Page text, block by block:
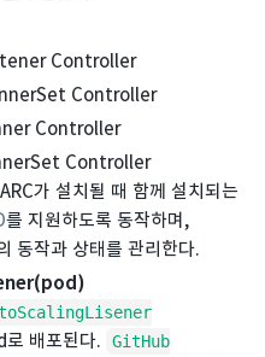
Controller
Controller
Controller
Controller
가 설치될 때 함께 설치되는
를 지원하도록 동작하며,
동작과 상태를 관리한다.
배포된다.
GitHub